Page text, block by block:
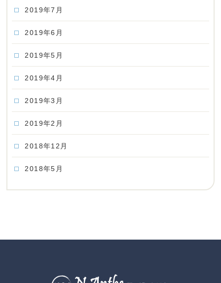
2019年7月
2019年6月
2019年5月
2019年4月
2019年3月
2019年2月
2018年12月
2018年5月